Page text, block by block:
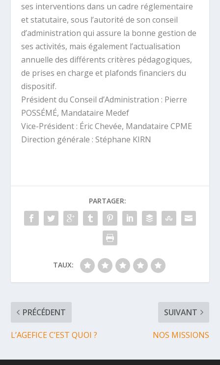
ses interventions dans un cadre réglementaire
et statutaire, sous l’autorité de son conseil
d’administration qui assure la bonne gestion de
ses activités, mais également l’actualisation
annuelle des différents critères pédagogiques,
de prises en charge et plafonds financiers du
dispositif.
Président du Conseil d’Administration : Pierre
POSSÉMÉ, Mandataire Medef
Vice-Président : Éric Chevée, Mandataire CPME
Direction générale : Stéphane KIRN
PARTAGER:
TAUX:
PRÉCÉDENT
L’AGEFICE C’EST QUOI ?
SUIVANT
NOS MISSIONS